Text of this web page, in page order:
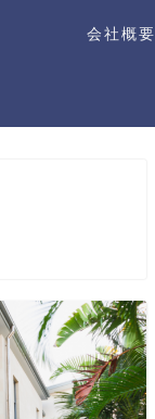
会社概要